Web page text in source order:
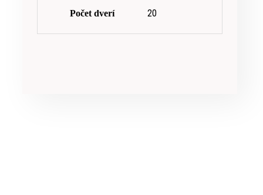
Počet dverí 20